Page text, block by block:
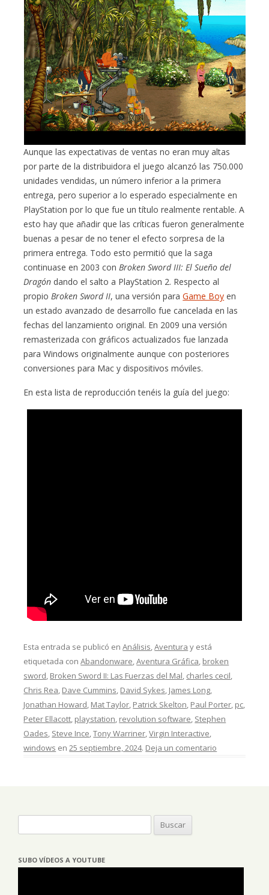
Aunque las expectativas de ventas no eran muy altas
por parte de la distribuidora el juego alcanzó las 750.000
unidades vendidas, un número inferior a la primera
entrega, pero superior a lo esperado especialmente en
PlayStation por lo que fue un título realmente rentable. A
esto hay que añadir que las críticas fueron generalmente
buenas a pesar de no tener el efecto sorpresa de la
primera entrega. Todo esto permitió que la saga
continuase en 2003 con Broken Sword III: El Sueño del
Dragón dando el salto a PlayStation 2. Respecto al
propio Broken Sword II, una versión paraGame Boy en
un estado avanzado de desarrollo fue cancelada en las
fechas del lanzamiento original. En 2009 una versión
remasterizada con gráficos actualizados fue lanzada
para Windows originalmente aunque con posteriores
conversiones para Mac y dispositivos móviles.
En esta lista de reproducción tenéis la guía del juego:
Esta entrada se publicó enAnálisis,Aventura y está
etiquetada conAbandonware,Aventura Gráfica, broken
sword, Broken Sword II: Las Fuerzas del Mal, charles cecil,
Chris Rea, Dave Cummins, David Sykes, James Long,
Jonathan Howard, Mat Taylor, Patrick Skelton, Paul Porter, pc,
Peter Ellacott, playstation, revolution software, Stephen
Oades, Steve Ince,Tony Warriner,Virgin Interactive,
windows en25 septiembre, 2024. Deja un comentario
SUBO VÍDEOS A YOUTUBE